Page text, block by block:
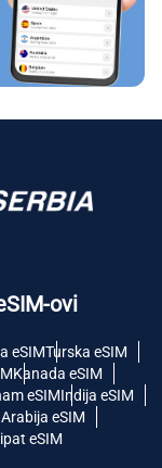
ovi
eSIMTurska eSIM
Kanada eSIM
eSIMIndija eSIM
eSIM
eSIM